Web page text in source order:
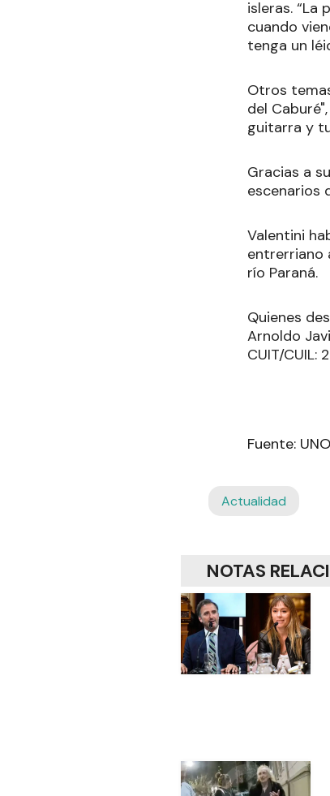
isleras. “La
cuando
tenga un
Otros
del
guitarra y
Gracias a
escenarios
Valentini
entrerriano
río Paraná.
Quienes
Arnoldo
CUIT/CUIL:
Fuente:
Actualidad
NOTAS